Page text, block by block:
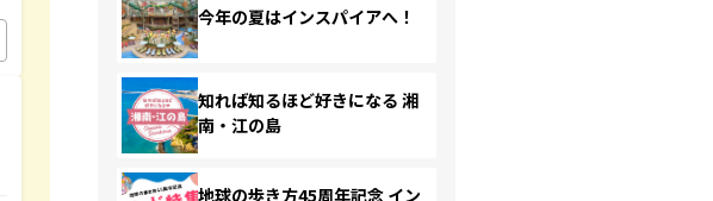
今年の夏はインスパイアへ！
知れば知るほど好きになる 湘
南・江の島
地球の歩き方45周年記念 イン